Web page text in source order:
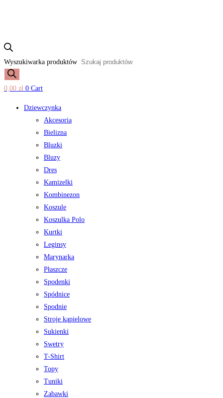
Wyszukiwarka produktów
0,00 zł 0 Cart
Dziewczynka
Akcesoria
Bielizna
Bluzki
Bluzy
Dres
Kamizelki
Kombinezon
Koszule
Koszulka Polo
Kurtki
Leginsy
Marynarka
Płaszcze
Spodenki
Spódnice
Spodnie
Stroje kąpielowe
Sukienki
Swetry
T-Shirt
Topy
Tuniki
Zabawki